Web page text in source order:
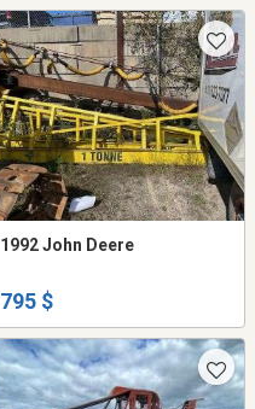
1992 John Deere
795 $